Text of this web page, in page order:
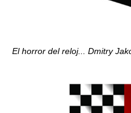
El horror del reloj... Dmitry